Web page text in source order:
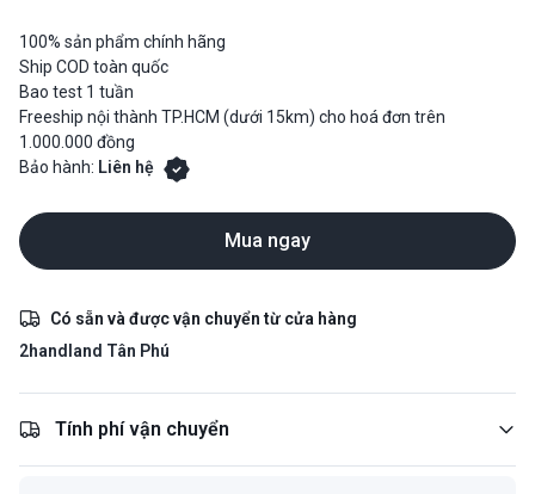
100% sản phẩm chính hãng
Ship COD toàn quốc
Bao test 1 tuần
Freeship nội thành TP.HCM (dưới 15km) cho hoá đơn trên
1.000.000 đồng
Bảo hành: Liên hệ
Mua ngay
Có sẵn và được vận chuyển từ cửa hàng
2handland Tân Phú
Tính phí vận chuyển